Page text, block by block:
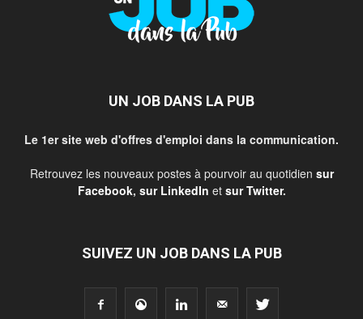
UN JOB DANS LA PUB
Le 1er site web d'offres d'emploi dans la communication.
Retrouvez les nouveaux postes à pourvoir au quotidien sur
Facebook, sur LinkedIn et sur Twitter.
SUIVEZ UN JOB DANS LA PUB